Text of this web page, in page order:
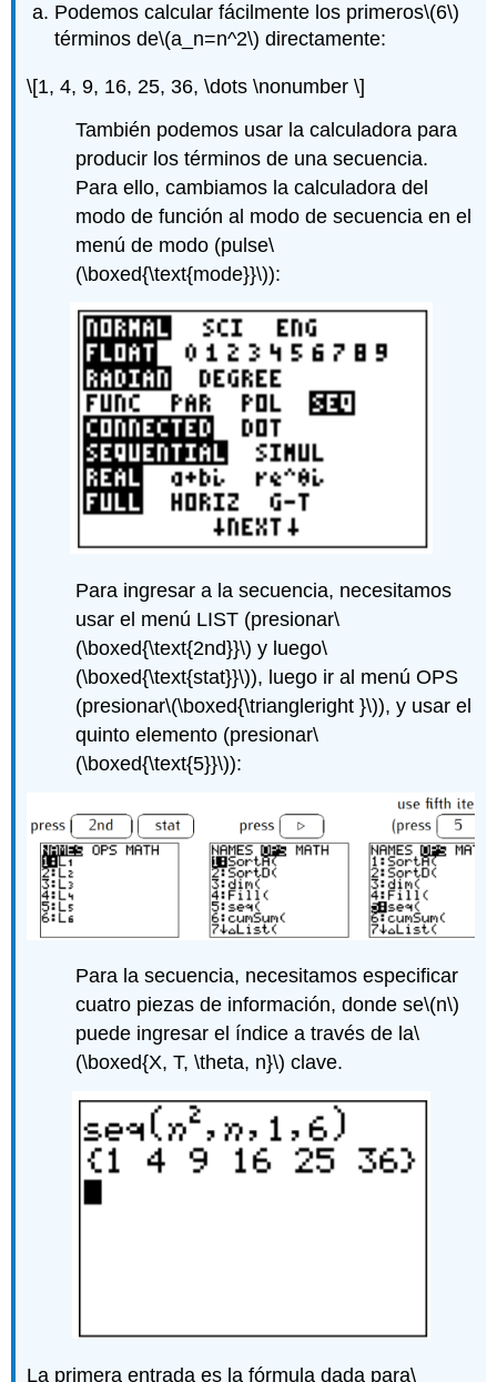
Podemos calcular fácilmente los primeros\(6\)
términos de\(a_n=n^2\) directamente:
\[1, 4, 9, 16, 25, 36, \dots \nonumber \]
También podemos usar la calculadora para
producir los términos de una secuencia.
Para ello, cambiamos la calculadora del
modo de función al modo de secuencia en el
menú de modo (pulse\
(\boxed{\text{mode}}\)):
Para ingresar a la secuencia, necesitamos
usar el menú LIST (presionar\
(\boxed{\text{2nd}}\) y luego\
(\boxed{\text{stat}}\)), luego ir al menú OPS
(presionar\(\boxed{\triangleright }\)), y usar el
quinto elemento (presionar\
(\boxed{\text{5}}\)):
Para la secuencia, necesitamos especificar
cuatro piezas de información, donde se\(n\)
puede ingresar el índice a través de la\
(\boxed{X, T, \theta, n}\) clave.
La primera entrada es la fórmula dada para\